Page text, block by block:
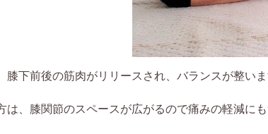
膝下前後の筋肉がリリースされ、バランスが整いま
は、膝関節のスペースが広がるので痛みの軽減にも